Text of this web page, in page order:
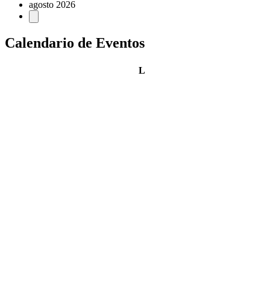
agosto 2026
Calendario de Eventos
Llunes